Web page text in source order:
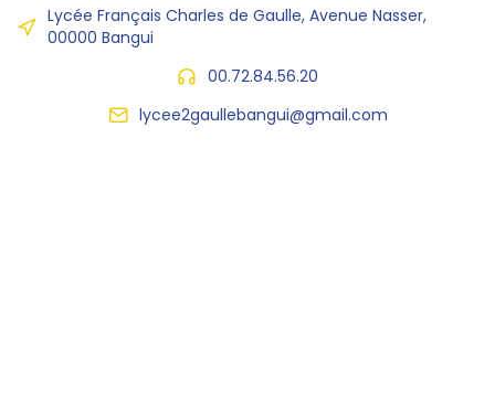
Lycée Français Charles de Gaulle, Avenue Nasser,
00000 Bangui
00.72.84.56.20
lycee2gaullebangui@gmail.com